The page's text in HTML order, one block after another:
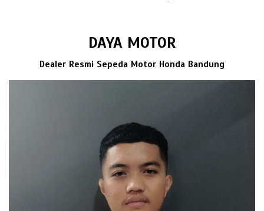
DAYA MOTOR
Dealer Resmi Sepeda Motor Honda Bandung